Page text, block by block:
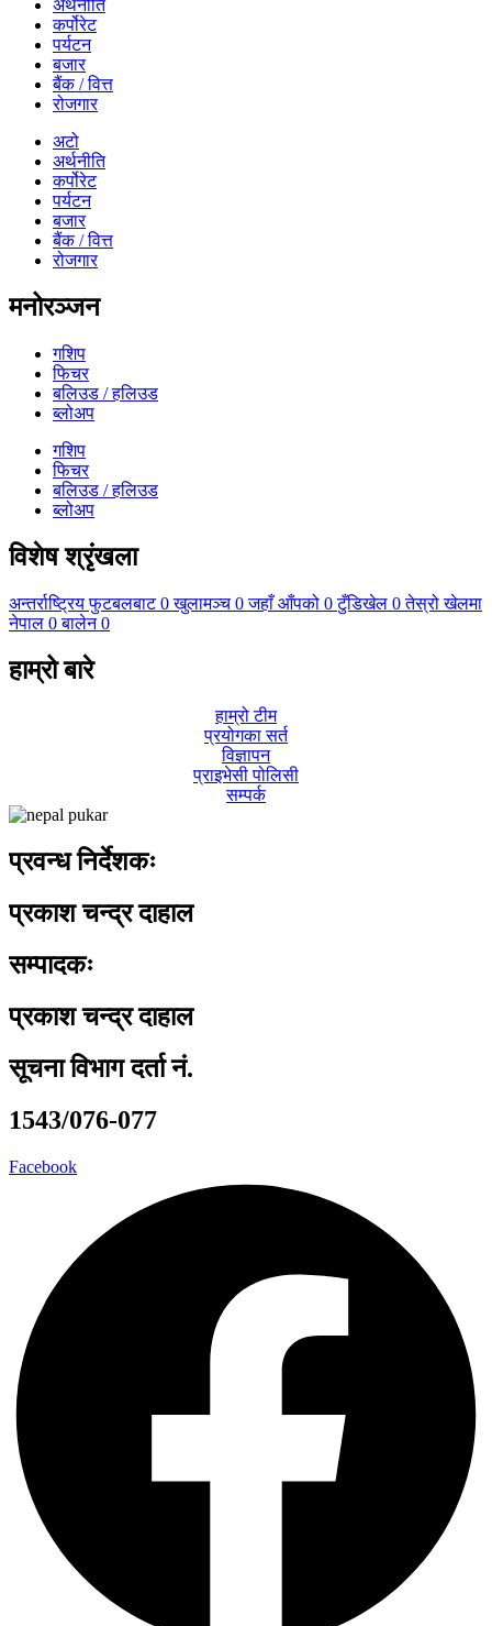
अर्थनीति
कर्पोरेट
पर्यटन
बजार
बैंक / वित्त
रोजगार
अटो
अर्थनीति
कर्पोरेट
पर्यटन
बजार
बैंक / वित्त
रोजगार
मनोरञ्जन
गशिप
फिचर
बलिउड / हलिउड
ब्लोअप
गशिप
फिचर
बलिउड / हलिउड
ब्लोअप
विशेष श्रृंखला
अन्तर्राष्ट्रिय फुटबलबाट 0 खुलामञ्च 0 जहाँ आँपको 0 टुँडिखेल 0 तेस्रो खेलमा
नेपाल 0 बालेन 0
हाम्रो बारे
हाम्रो टीम
प्रयोगका सर्त
विज्ञापन
प्राइभेसी पोलिसी
सम्पर्क
प्रवन्ध निर्देशकः
प्रकाश चन्द्र दाहाल
सम्पादकः
प्रकाश चन्द्र दाहाल
सूचना विभाग दर्ता नं.
1543/076-077
Facebook